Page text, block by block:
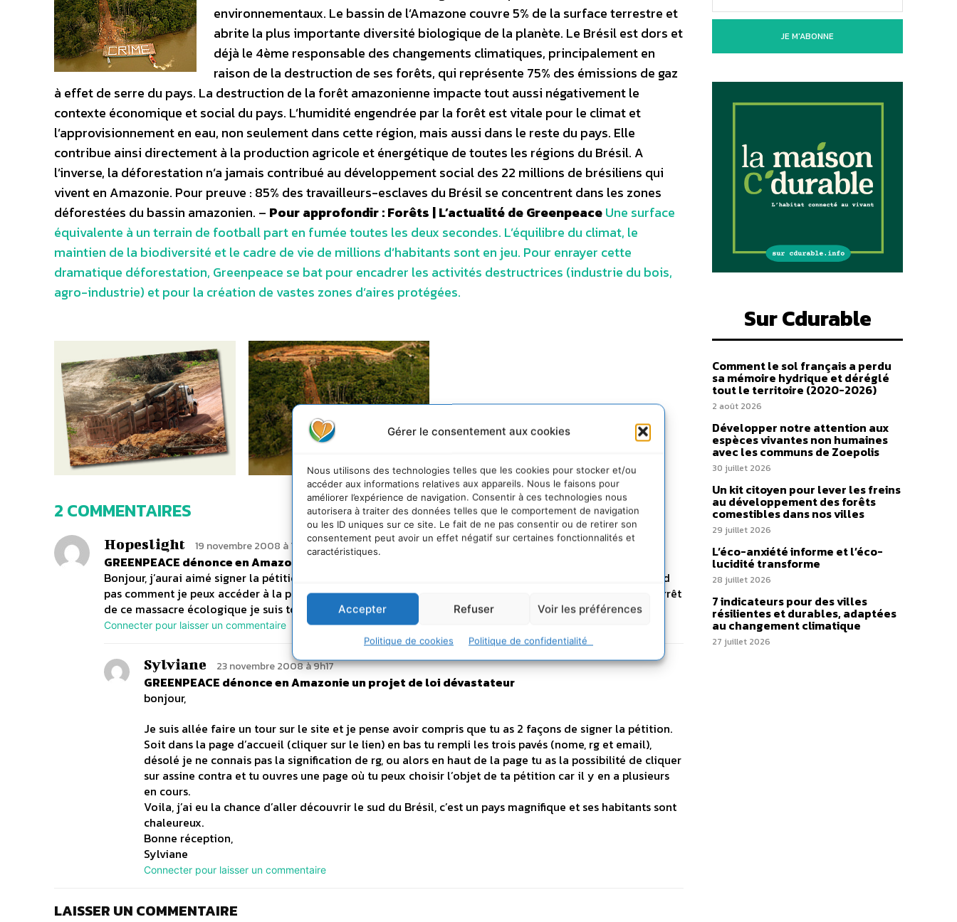
Gérer le consentement aux cookies
Nous utilisons des technologies telles que les cookies pour stocker et/ou
accéder aux informations relatives aux appareils. Nous le faisons pour
améliorer l’expérience de navigation. Consentir à ces technologies nous
autorisera à traiter des données telles que le comportement de navigation
ou les ID uniques sur ce site. Le fait de ne pas consentir ou de retirer son
consentement peut avoir un effet négatif sur certaines fonctionnalités et
caractéristiques.
Accepter Refuser Voir les préférences
Politique de cookies Politique de confidentialité
environnementaux. Le bassin de l’Amazone couvre 5% de la surface terrestre et
abrite la plus importante diversité biologique de la planète. Le Brésil est dors et
déjà le 4ème responsable des changements climatiques, principalement en
raison de la destruction de ses forêts, qui représente 75% des émissions de gaz
à effet de serre du pays. La destruction de la forêt amazonienne impacte tout aussi négativement le
contexte économique et social du pays. L’humidité engendrée par la forêt est vitale pour le climat et
l’approvisionnement en eau, non seulement dans cette région, mais aussi dans le reste du pays. Elle
contribue ainsi directement à la production agricole et énergétique de toutes les régions du Brésil. A
l’inverse, la déforestation n’a jamais contribué au développement social des 22 millions de brésiliens qui
vivent en Amazonie. Pour preuve : 85% des travailleurs-esclaves du Brésil se concentrent dans les zones
déforestées du bassin amazonien. – Pour approfondir : Forêts | L’actualité de GreenpeaceUne surface
équivalente à un terrain de football part en fumée toutes les deux secondes. L’équilibre du climat, le
maintien de la biodiversité et le cadre de vie de millions d’habitants sont en jeu. Pour enrayer cette
dramatique déforestation, Greenpeace se bat pour encadrer les activités destructrices (industrie du bois,
agro-industrie) et pour la création de vastes zones d’aires protégées.
2 COMMENTAIRES
Hopeslight 19 novembre 2008 à 7h48
GREENPEACE dénonce en Amazonie un projet de loi dévastateur
Bonjour, j’aurai aimé signer la pétition contre ce projet de loi mais le site étant en portugais je ne comprend
pas comment je peux accéder à la page de la pétition donc si vous avez un moyen autre pour demander l’arrêt
de ce massacre écologique je suis tout ouïe.
Connecter pour laisser un commentaire
Sylviane 23 novembre 2008 à 9h17
GREENPEACE dénonce en Amazonie un projet de loi dévastateur
bonjour,
Je suis allée faire un tour sur le site et je pense avoir compris que tu as 2 façons de signer la pétition.
Soit dans la page d’accueil (cliquer sur le lien) en bas tu rempli les trois pavés (nome, rg et email),
désolé je ne connais pas la signification de rg, ou alors en haut de la page tu as la possibilité de cliquer
sur assine contra et tu ouvres une page où tu peux choisir l’objet de ta pétition car il y en a plusieurs
en cours.
Voila, j’ai eu la chance d’aller découvrir le sud du Brésil, c’est un pays magnifique et ses habitants sont
chaleureux.
Bonne réception,
Sylviane
Connecter pour laisser un commentaire
LAISSER UN COMMENTAIRE
JE M'ABONNE
Sur Cdurable
Comment le sol français a perdu
sa mémoire hydrique et déréglé
tout le territoire (2020-2026)
2 août 2026
Développer notre attention aux
espèces vivantes non humaines
avec les communs de Zoepolis
30 juillet 2026
Un kit citoyen pour lever les freins
au développement des forêts
comestibles dans nos villes
29 juillet 2026
L’éco-anxiété informe et l’éco-
lucidité transforme
28 juillet 2026
7 indicateurs pour des villes
résilientes et durables, adaptées
au changement climatique
27 juillet 2026